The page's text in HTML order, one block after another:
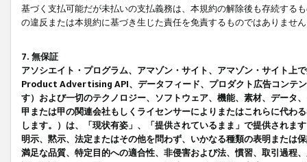
基づく支払可能だが未払いの支払義務は、本規約の解除後も存続する
の違反または本規約に基づき生じた責任を免責するものではありませ
7. 無保証
アソシエイト・プログラム、アマゾン・サイト、アマゾン・サイト上
Product Advertising API、データフィード、プロダクト広告コンテ
す）および一切のテクノロジー、ソフトウェア、機能、素材、データ
甲または甲の関連会社もしくライセンサーによりまたはこれらに代わ
します。）は、「現状有姿」、「提供されているまま」で提供されま
明示、黙示、法定またはその他を問わず、いかなる種類の表明または
満足な品質、特定目的への適合性、非侵害および法、慣習、取引過程